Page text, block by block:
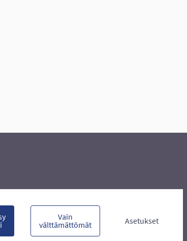
Vain
välttämättömät
Asetukset